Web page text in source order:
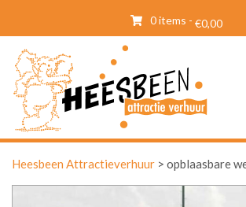
0 items - €0,00
Heesbeen Attractieverhuur > opblaasbare